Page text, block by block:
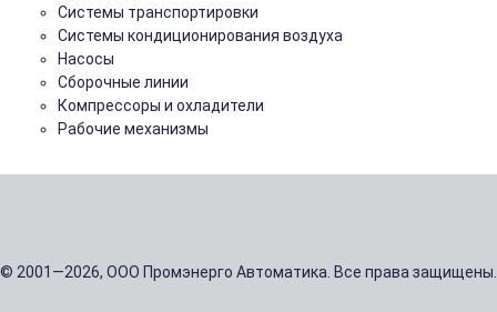
Системы транспортировки
Системы кондиционирования воздуха
Насосы
Сборочные линии
Компрессоры и охладители
Рабочие механизмы
© 2001—2026, ООО Промэнерго Автоматика. Все права защищены.